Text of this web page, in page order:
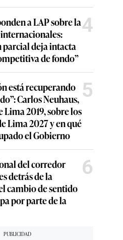
a LAP sobre la
internacionales:
parcial deja intacta
de fondo”
4
está recuperando
Carlos Neuhaus,
2019, sobre los
Lima 2027 y en qué
el Gobierno
5
del corredor
detrás de la
cambio de sentido
por parte de la
6